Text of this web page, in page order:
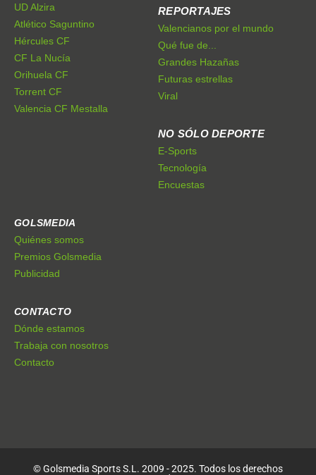
UD Alzira
Atlético Saguntino
Hércules CF
CF La Nucía
Orihuela CF
Torrent CF
Valencia CF Mestalla
REPORTAJES
Valencianos por el mundo
Qué fue de...
Grandes Hazañas
Futuras estrellas
Viral
NO SÓLO DEPORTE
E-Sports
Tecnología
Encuestas
GOLSMEDIA
Quiénes somos
Premios Golsmedia
Publicidad
CONTACTO
Dónde estamos
Trabaja con nosotros
Contacto
© Golsmedia Sports S.L. 2009 - 2025. Todos los derechos